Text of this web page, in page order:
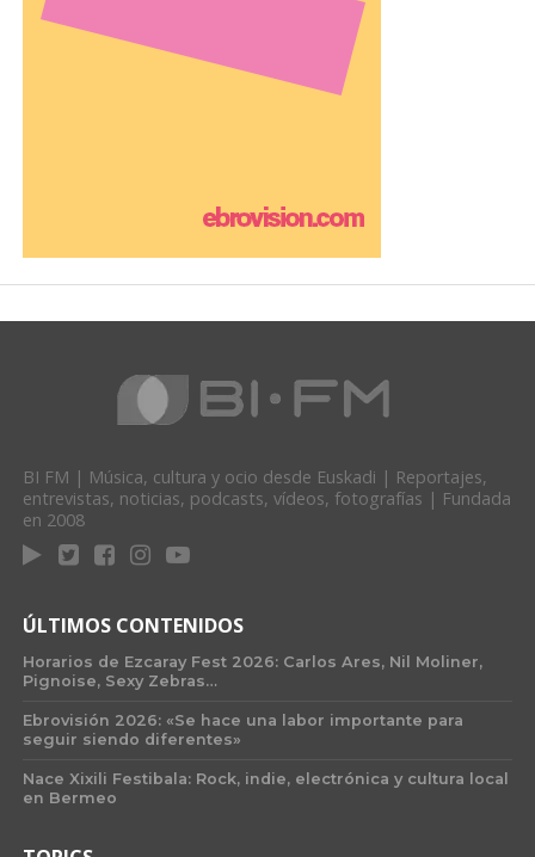
BI FM | Música, cultura y ocio desde Euskadi | Reportajes,
entrevistas, noticias, podcasts, vídeos, fotografías | Fundada
en 2008
ÚLTIMOS CONTENIDOS
Horarios de Ezcaray Fest 2026: Carlos Ares, Nil Moliner,
Pignoise, Sexy Zebras…
Ebrovisión 2026: «Se hace una labor importante para
seguir siendo diferentes»
Nace Xixili Festibala: Rock, indie, electrónica y cultura local
en Bermeo